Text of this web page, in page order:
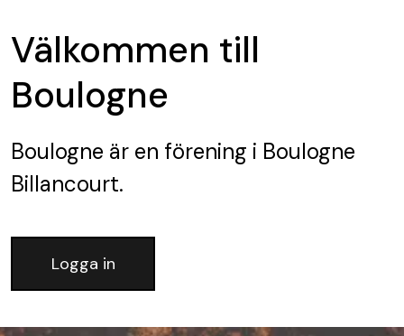
Välkommen till
Boulogne
Boulogne är en förening i Boulogne
Billancourt.
Logga in